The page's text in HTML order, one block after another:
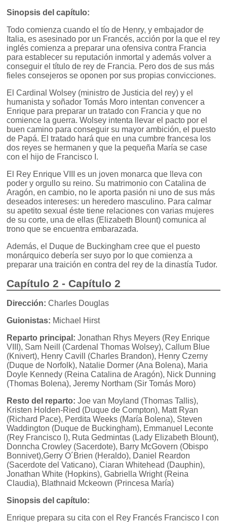
Sinopsis del capítulo:
Todo comienza cuando el tío de Henry, y embajador de
Italia, es asesinado por un Francés, acción por la que el rey
inglés comienza a preparar una ofensiva contra Francia
para establecer su reputación inmortal y además volver a
conseguir el título de rey de Francia. Pero dos de sus más
fieles consejeros se oponen por sus propias convicciones.
El Cardinal Wolsey (ministro de Justicia del rey) y el
humanista y soñador Tomás Moro intentan convencer a
Enrique para preparar un tratado con Francia y que no
comience la guerra. Wolsey intenta llevar el pacto por el
buen camino para conseguir su mayor ambición, el puesto
de Papá. El tratado hará que en una cumbre francesa los
dos reyes se hermanen y que la pequeña María se case
con el hijo de Francisco I.
El Rey Enrique VIII es un joven monarca que lleva con
poder y orgullo su reino. Su matrimonio con Catalina de
Aragón, en cambio, no le aporta pasión ni uno de sus más
deseados intereses: un heredero masculino. Para calmar
su apetito sexual éste tiene relaciones con varias mujeres
de su corte, una de ellas (Elizabeth Blount) comunica al
trono que se encuentra embarazada.
Además, el Duque de Buckingham cree que el puesto
monárquico debería ser suyo por lo que comienza a
preparar una traición en contra del rey de la dinastía Tudor.
Capítulo 2 - Capítulo 2
Dirección: Charles Douglas
Guionistas: Michael Hirst
Reparto principal: Jonathan Rhys Meyers (Rey Enrique
VIII), Sam Neill (Cardenal Thomas Wolsey), Callum Blue
(Knivert), Henry Cavill (Charles Brandon), Henry Czerny
(Duque de Norfolk), Natalie Dormer (Ana Bolena), Maria
Doyle Kennedy (Reina Catalina de Aragón), Nick Dunning
(Thomas Bolena), Jeremy Northam (Sir Tomás Moro)
Resto del reparto: Joe van Moyland (Thomas Tallis),
Kristen Holden-Ried (Duque de Compton), Matt Ryan
(Richard Pace), Perdita Weeks (María Bolena), Steven
Waddington (Duque de Buckingham), Emmanuel Leconte
(Rey Francisco I), Ruta Gedmintas (Lady Elizabeth Blount),
Donncha Crowley (Sacerdote), Barry McGovern (Obispo
Bonnivet),Gerry O´Brien (Heraldo), Daniel Reardon
(Sacerdote del Vaticano), Ciaran Whitehead (Dauphin),
Jonathan White (Hopkins), Gabriella Wright (Reina
Claudia), Blathnaid Mckeown (Princesa María)
Sinopsis del capítulo:
Enrique prepara su cita con el Rey Francés Francisco I con